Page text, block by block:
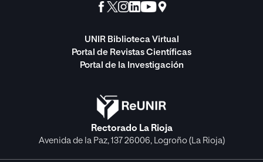
UNIR Biblioteca Virtual
Portal de Revistas Científicas
Portal de la Investigación
Rectorado La Rioja
Avenida de la Paz, 137 26006, Logroño (La Rioja)